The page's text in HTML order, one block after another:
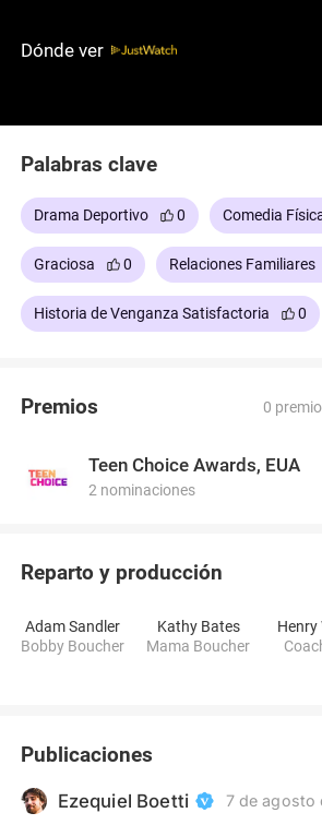
las tornas cambian. Sé testigo de la
de Bobby en un formidable
Dónde ver
Palabras clave
Drama Deportivo 0 Comedia
Graciosa 0 Relaciones Familiares
Historia de Venganza Satisfactoria 0
Premios 0
Teen Choice Awards, EUA
2 nominaciones
Reparto y producción
Adam Sandler
Bobby Boucher
Kathy Bates
Mama Boucher
Henry
Publicaciones
Ezequiel Boetti 7 de agosto